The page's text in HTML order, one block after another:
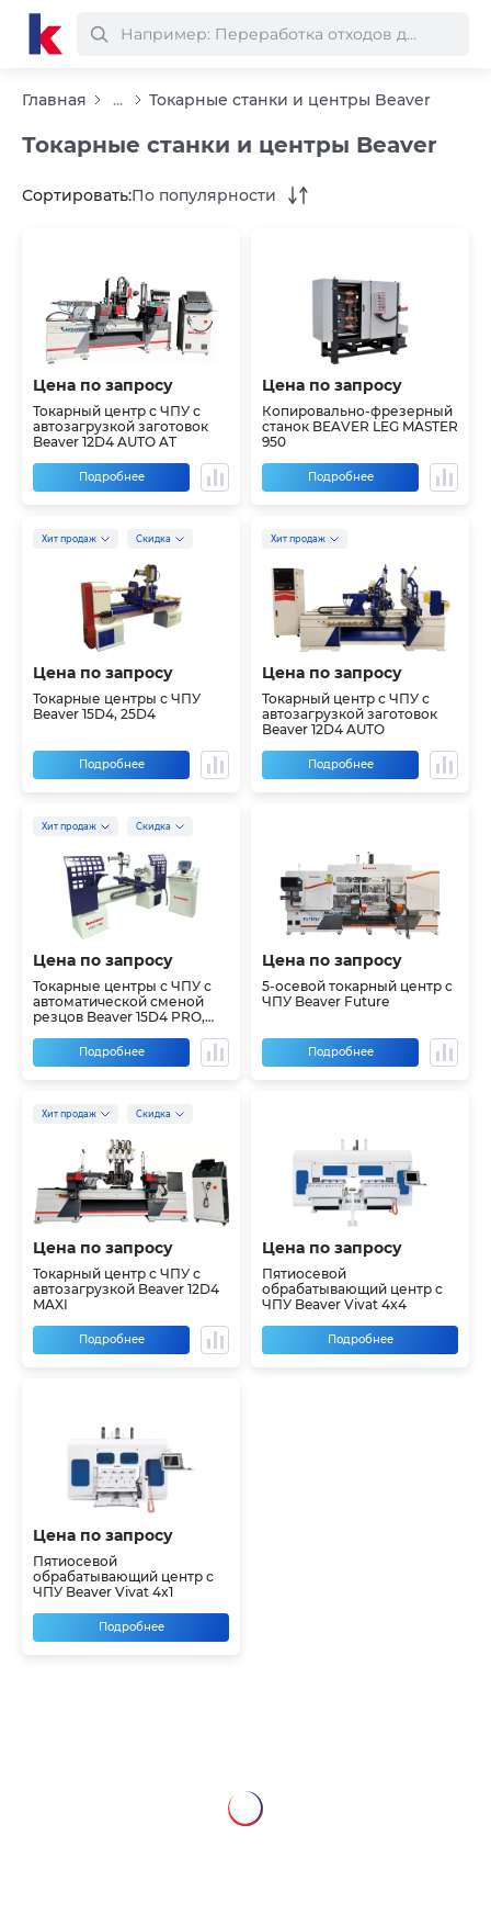
Главная ... Токарные станки и центры Beaver
Токарные станки и центры Beaver
Сортировать:По популярности
Цена по запросу
Токарный центр с ЧПУ с
автозагрузкой заготовок
Beaver 12D4 AUTO AT
Подробнее
Цена по запросу
Копировально-фрезерный
станок BEAVER LEG MASTER
950
Подробнее
Хит продаж Скидка
Цена по запросу
Токарные центры с ЧПУ
Beaver 15D4, 25D4
Подробнее
Хит продаж
Цена по запросу
Токарный центр с ЧПУ с
автозагрузкой заготовок
Beaver 12D4 AUTO
Подробнее
Хит продаж Скидка
Цена по запросу
Токарные центры с ЧПУ с
автоматической сменой
резцов Beaver 15D4 PRO,
Подробнее
Цена по запросу
5-осевой токарный центр с
ЧПУ Beaver Future
Подробнее
Хит продаж Скидка
Цена по запросу
Токарный центр с ЧПУ с
автозагрузкой Beaver 12D4
MAXI
Подробнее
Цена по запросу
Пятиосевой
обрабатывающий центр с
ЧПУ Beaver Vivat 4x4
Подробнее
Цена по запросу
Пятиосевой
обрабатывающий центр с
ЧПУ Beaver Vivat 4x1
Подробнее